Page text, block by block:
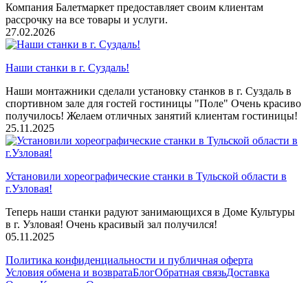
Компания Балетмаркет предоставляет своим клиентам
рассрочку на все товары и услуги.
27.02.2026
Наши станки в г. Суздаль!
Наши монтажники сделали установку станков в г. Суздаль в
спортивном зале для гостей гостиницы "Поле" Очень красиво
получилось! Желаем отличных занятий клиентам гостиницы!
25.11.2025
Установили хореографические станки в Тульской области в
г.Узловая!
Теперь наши станки радуют занимающихся в Доме Культуры
в г. Узловая! Очень красивый зал получился!
05.11.2025
Политика конфиденциальности и публичная оферта
Условия обмена и возвратаБлогОбратная связьДоставка